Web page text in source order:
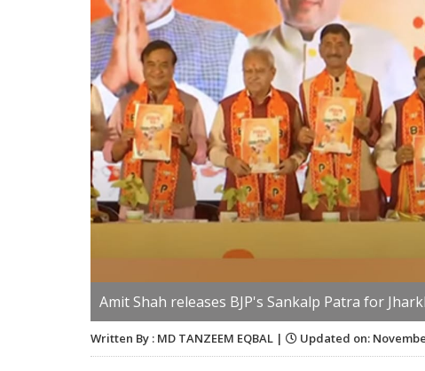
Amit Shah releases BJP's Sankalp Patra for
Written By : MD TANZEEM EQBAL | Updated on: